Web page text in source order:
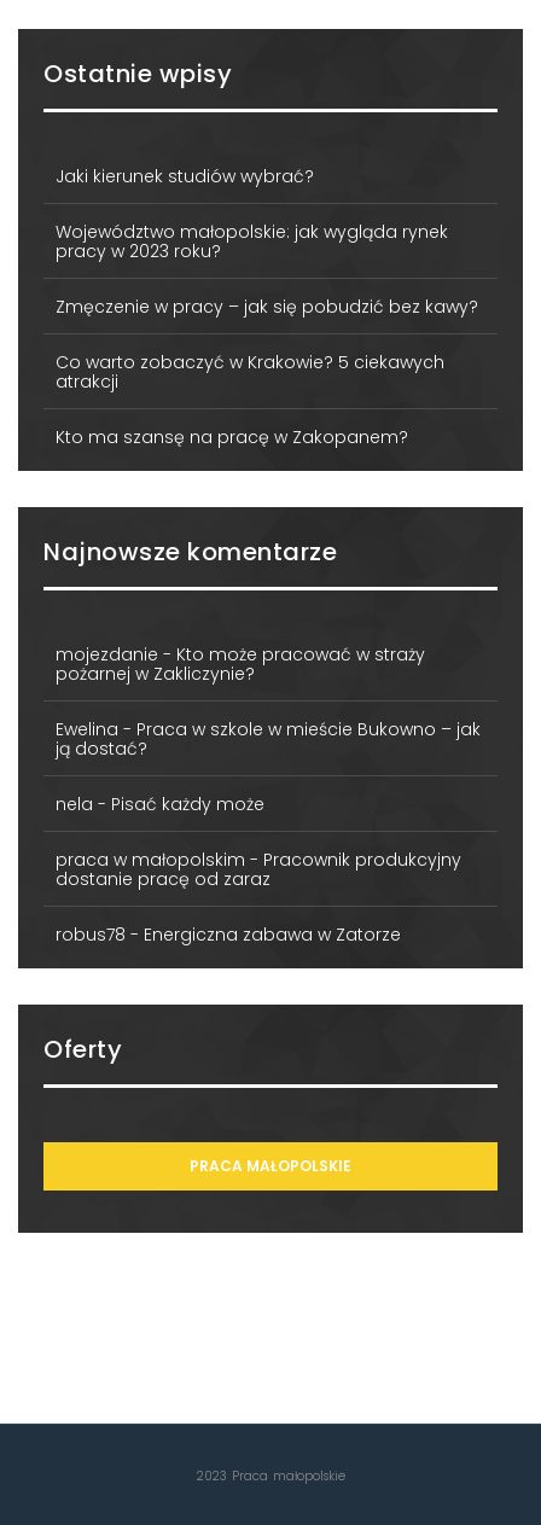
Ostatnie wpisy
Jaki kierunek studiów wybrać?
Województwo małopolskie: jak wygląda rynek
pracy w 2023 roku?
Zmęczenie w pracy – jak się pobudzić bez kawy?
Co warto zobaczyć w Krakowie? 5 ciekawych
atrakcji
Kto ma szansę na pracę w Zakopanem?
Najnowsze komentarze
mojezdanie - Kto może pracować w straży
pożarnej w Zakliczynie?
Ewelina - Praca w szkole w mieście Bukowno – jak
ją dostać?
nela - Pisać każdy może
praca w małopolskim - Pracownik produkcyjny
dostanie pracę od zaraz
robus78 - Energiczna zabawa w Zatorze
Oferty
PRACA MAŁOPOLSKIE
2023 Praca małopolskie